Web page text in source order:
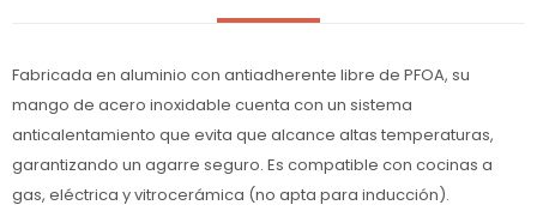
Fabricada en aluminio con antiadherente libre de PFOA, su
mango de acero inoxidable cuenta con un sistema
anticalentamiento que evita que alcance altas temperaturas,
garantizando un agarre seguro. Es compatible con cocinas a
gas, eléctrica y vitrocerámica (no apta para inducción).